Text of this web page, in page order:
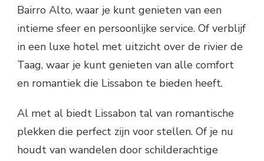
Bairro Alto, waar je kunt genieten van een
intieme sfeer en persoonlijke service. Of verblijf
in een luxe hotel met uitzicht over de rivier de
Taag, waar je kunt genieten van alle comfort
en romantiek die Lissabon te bieden heeft.
Al met al biedt Lissabon tal van romantische
plekken die perfect zijn voor stellen. Of je nu
houdt van wandelen door schilderachtige